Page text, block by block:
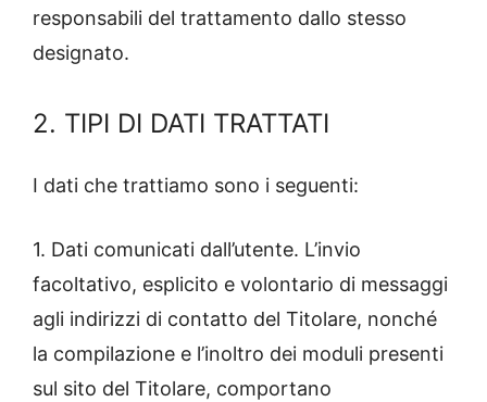
responsabili del trattamento dallo stesso
designato.
2. TIPI DI DATI TRATTATI
I dati che trattiamo sono i seguenti:
1. Dati comunicati dall’utente. L’invio
facoltativo, esplicito e volontario di messaggi
agli indirizzi di contatto del Titolare, nonché
la compilazione e l’inoltro dei moduli presenti
sul sito del Titolare, comportano